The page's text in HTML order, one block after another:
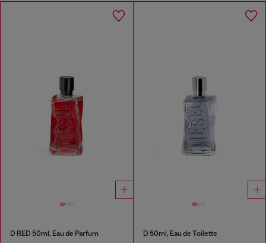
D RED 50ml, Eau de Parfum D 50ml, Eau de Toilette